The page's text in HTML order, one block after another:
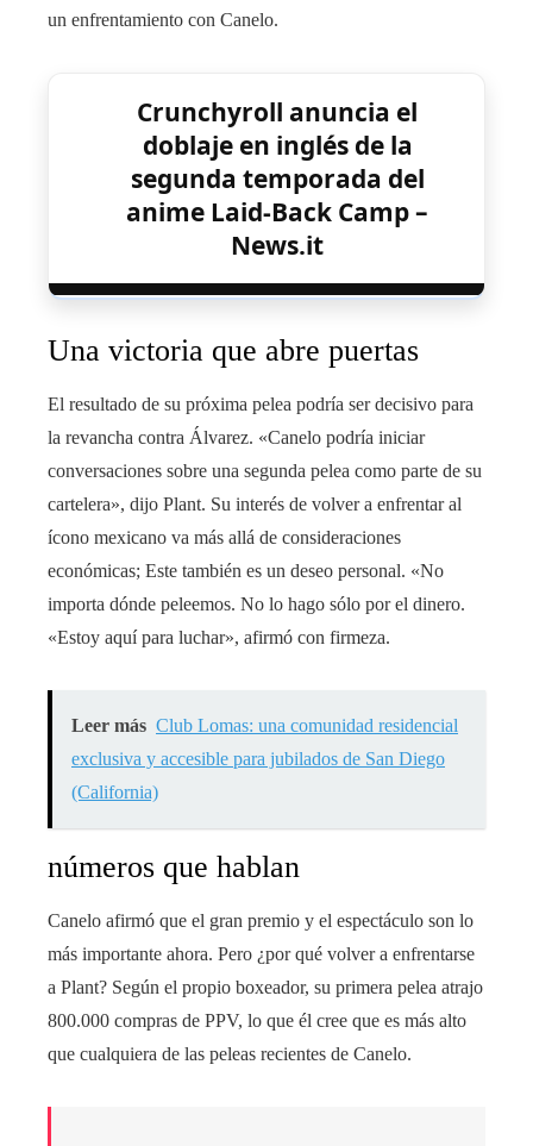
un enfrentamiento con Canelo.
Crunchyroll anuncia el
doblaje en inglés de la
segunda temporada del
anime Laid-Back Camp –
News.it
Una victoria que abre puertas
El resultado de su próxima pelea podría ser decisivo para
la revancha contra Álvarez. «Canelo podría iniciar
conversaciones sobre una segunda pelea como parte de su
cartelera», dijo Plant. Su interés de volver a enfrentar al
ícono mexicano va más allá de consideraciones
económicas; Este también es un deseo personal. «No
importa dónde peleemos. No lo hago sólo por el dinero.
«Estoy aquí para luchar», afirmó con firmeza.
Leer más Club Lomas: una comunidad residencial
exclusiva y accesible para jubilados de San Diego
(California)
números que hablan
Canelo afirmó que el gran premio y el espectáculo son lo
más importante ahora. Pero ¿por qué volver a enfrentarse
a Plant? Según el propio boxeador, su primera pelea atrajo
800.000 compras de PPV, lo que él cree que es más alto
que cualquiera de las peleas recientes de Canelo.